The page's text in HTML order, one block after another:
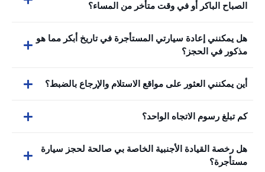
الصباح الباكر أو في وقت متأخر من المساء؟
هل يمكنني إعادة سيارتي المستأجرة في تاريخ أبكر مما هو
مذكور في الحجز؟
أين يمكنني العثور على مواقع الاستلام والإرجاع بالضبط؟
كم تبلغ رسوم الاتجاه الواحد؟
هل رخصة القيادة الأجنبية الخاصة بي صالحة لحجز سيارة
مستأجرة؟